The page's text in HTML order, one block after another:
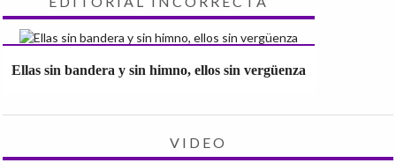
Ellas sin bandera y sin himno, ellos sin vergüenza
VIDEO